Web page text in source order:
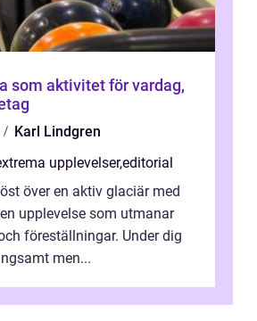
som aktivitet för vardag,
Karl Lindgren
upplevelser,editorial
över en aktiv glaciär med
upplevelse som utmanar
föreställningar. Under dig
men...